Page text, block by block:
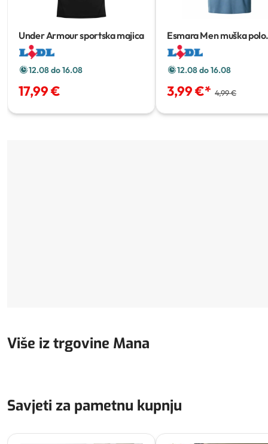
Under Armour sportska majica
12.08 do 16.08
17,99 €
Esmara Men muška polo
majica
12.08 do 16.08
3,99 €* 4,99 €
Više iz trgovine Mana
Savjeti za pametnu kupnju